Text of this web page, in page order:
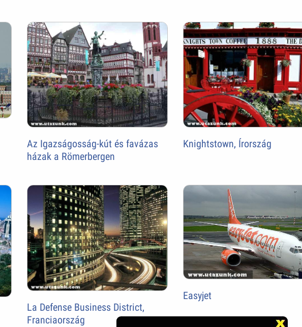
Az Igazságosság-kút és favázas
házak a Römerbergen
Knightstown, Írország
La Defense Business District,
Franciaország
Easyjet